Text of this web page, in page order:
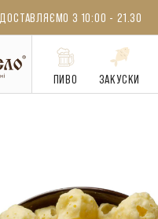
ДОСТАВЛЯЄМО З 10:00 - 21.30
ПИВО ЗАКУСКИ